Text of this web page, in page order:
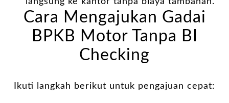
Cara Mengajukan Gadai
BPKB Motor Tanpa BI
Checking
Ikuti langkah berikut untuk pengajuan cepat: